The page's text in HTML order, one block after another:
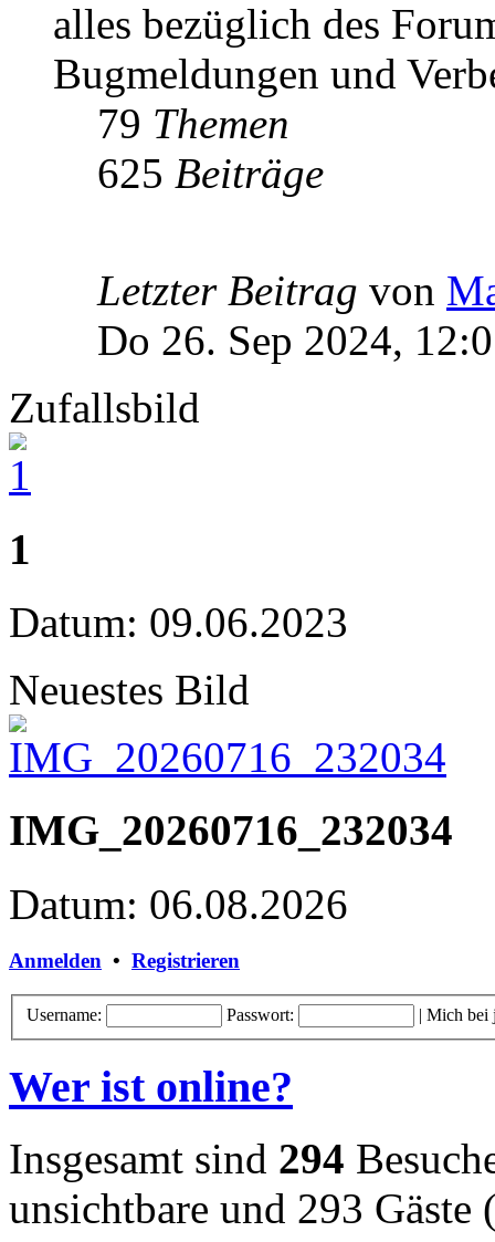
alles bezüglich des
Bugmeldungen und
79 Themen
625 Beiträge
Letzter Beitrag von
Do 26. Sep 2024,
Zufallsbild
1
Datum: 09.06.2023
Neuestes Bild
IMG_20260716_232034
Datum: 06.08.2026
Anmelden • Registrieren
Username: Passwort: | Mich bei
Wer ist online?
Insgesamt sind 294
unsichtbare und 293 Gäste